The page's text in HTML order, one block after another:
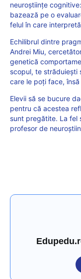
neuroștiințe
bazează pe o
felul în care
Echilibrul dintre
Andrei Miu,
genetică
scopul, te străduiești
care le poți face,
Elevii să se bucure
pentru că acestea
sunt pregătite. La fel
profesor de